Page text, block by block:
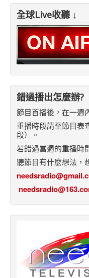
全球Live收聽 ↓
錯過播出怎麼辦?
節目首播後，在一週
重播時段請至節目表
段）。
若錯過當週的重播時
聽節目有什麼想法，